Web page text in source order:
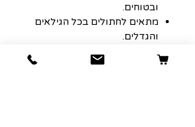
ובטוחים.
מתאים לחתולים בכל הגילאים
והגדלים.
חומר ממריץ טבעי שמפעיל את